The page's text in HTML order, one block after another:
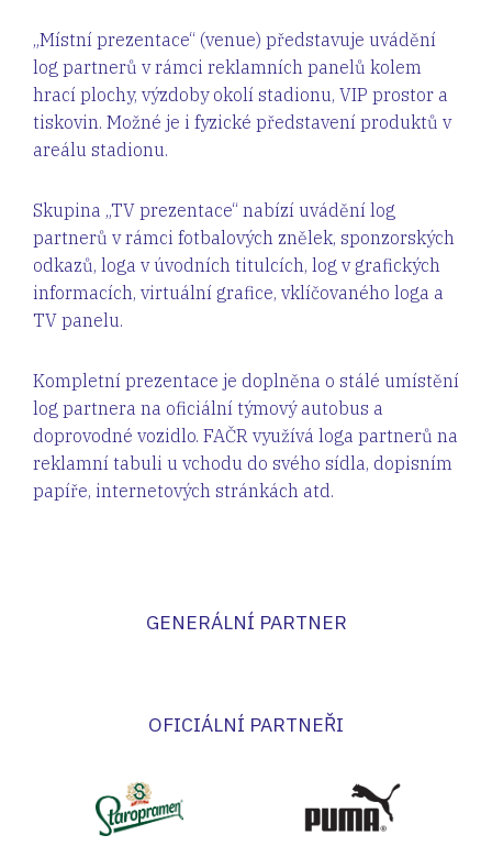
„Místní prezentace“ (venue) představuje uvádění
log partnerů v rámci reklamních panelů kolem
hrací plochy, výzdoby okolí stadionu, VIP prostor a
tiskovin. Možné je i fyzické představení produktů v
areálu stadionu.
Skupina „TV prezentace“ nabízí uvádění log
partnerů v rámci fotbalových znělek, sponzorských
odkazů, loga v úvodních titulcích, log v grafických
informacích, virtuální grafice, vklíčovaného loga a
TV panelu.
Kompletní prezentace je doplněna o stálé umístění
log partnera na oficiální týmový autobus a
doprovodné vozidlo. FAČR využívá loga partnerů na
reklamní tabuli u vchodu do svého sídla, dopisním
papíře, internetových stránkách atd.
​GENERÁLNÍ PARTNER​
​​OFICIÁLNÍ PARTNEŘI